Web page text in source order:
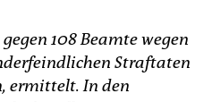
108 Beamte wegen
Straftaten
ermittelt. In den